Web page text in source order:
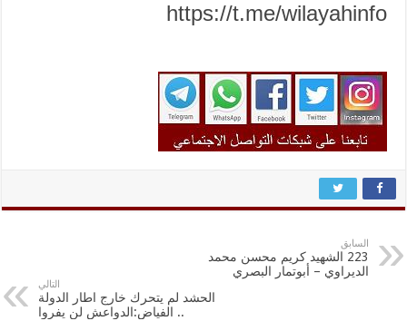
https://t.me/wilayahinfo
السابق
223 الشهيد كريم محسن محمد
الد‌يراوي – أبوتمار البصري
التالي
الحشد لم يتحرك خارج اطار الدولة
.. الفياض:الدواعش لن يفروا